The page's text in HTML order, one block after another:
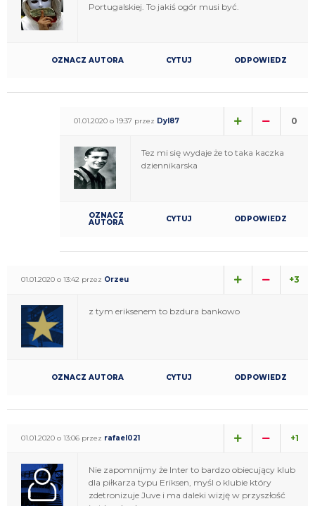
Portugalskiej. To jakiś ogór musi być.
OZNACZ AUTORA CYTUJ ODPOWIEDZ
01.01.2020 o 19:37 przez Dyl87 0
Tez mi się wydaje że to taka kaczka
dziennikarska
OZNACZ
AUTORA CYTUJ ODPOWIEDZ
01.01.2020 o 13:42 przez Orzeu +3
z tym eriksenem to bzdura bankowo
OZNACZ AUTORA CYTUJ ODPOWIEDZ
01.01.2020 o 13:06 przez rafael021 +1
Nie zapomnijmy że Inter to bardzo obiecujący klub
dla piłkarza typu Eriksen, myśl o klubie który
zdetronizuje Juve i ma daleki wizję w przyszłość